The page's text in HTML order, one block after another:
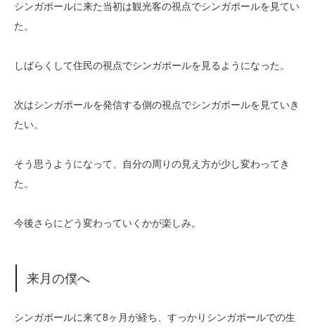
シンガポールに来た当初は観光客の視点でシンガポールを見てい
た。
しばらくして住民の視点でシンガポールを見るようになった。
次はシンガポールを発信する側の視点でシンガポールを見ていき
たい。
そう思うようになって、自分の周りの見え方が少し変わってき
た。
今後さらにどう変わっていくかが楽しみ。
来月の僕へ
シンガポールに来て8ヶ月が経ち、すっかりシンガポールでの生